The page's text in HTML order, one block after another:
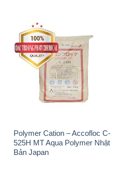
Polymer Cation – Accofloc C-
525H MT Aqua Polymer Nhật
Bản Japan